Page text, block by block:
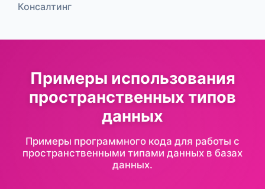
Консалтинг
Примеры использования
пространственных типов
данных
Примеры программного кода для работы с
пространственными типами данных в базах
данных.